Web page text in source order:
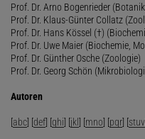
Prof. Dr. Arno Bogenrieder
Prof. Dr. Klaus-Günter Collatz
Prof. Dr. Hans Kössel (†)
Prof. Dr. Uwe Maier (Biochemie,
Prof. Dr. Günther Osche (Zoologie)
Prof. Dr. Georg Schön
Autoren
[abc] [def] [ghi] [jkl] [mno] [pqr] [stuv